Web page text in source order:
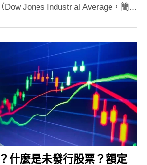
Dow Jones Industrial Average，簡…
什麼是未發行股票？額定